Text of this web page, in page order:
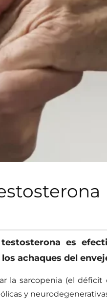
es
achaques del
la sarcopenia (el
y